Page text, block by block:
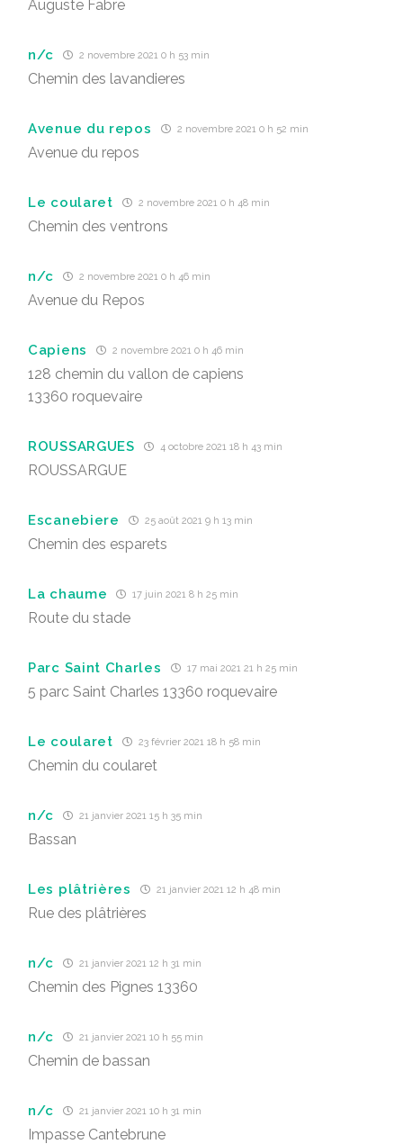
Auguste Fabre
n/c 2 novembre 2021 0 h 53 min
Chemin des lavandieres
Avenue du repos 2 novembre 2021 0 h 52 min
Avenue du repos
Le coularet 2 novembre 2021 0 h 48 min
Chemin des ventrons
n/c 2 novembre 2021 0 h 46 min
Avenue du Repos
Capiens 2 novembre 2021 0 h 46 min
128 chemin du vallon de capiens
13360 roquevaire
ROUSSARGUES 4 octobre 2021 18 h 43 min
ROUSSARGUE
Escanebiere 25 août 2021 9 h 13 min
Chemin des esparets
La chaume 17 juin 2021 8 h 25 min
Route du stade
Parc Saint Charles 17 mai 2021 21 h 25 min
5 parc Saint Charles 13360 roquevaire
Le coularet 23 février 2021 18 h 58 min
Chemin du coularet
n/c 21 janvier 2021 15 h 35 min
Bassan
Les plâtrières 21 janvier 2021 12 h 48 min
Rue des plâtrières
n/c 21 janvier 2021 12 h 31 min
Chemin des Pignes 13360
n/c 21 janvier 2021 10 h 55 min
Chemin de bassan
n/c 21 janvier 2021 10 h 31 min
Impasse Cantebrune